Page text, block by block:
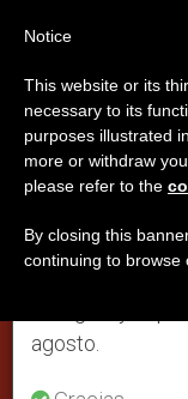
El Papa:
lugar de
personas
Mensaje del
Aviso
Del 27 de
anual,
se generan
agosto.
Notice
This website or its
necessary to its
purposes illustrated
more or withdraw
please refer to the
By closing this
continuing to browse